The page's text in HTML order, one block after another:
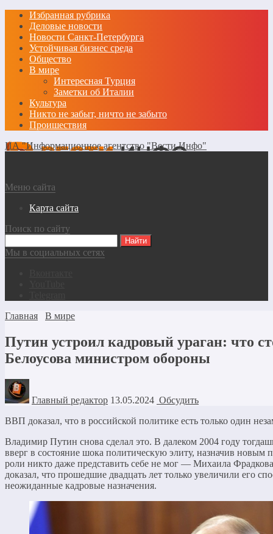
Избранная рубрика
Деловые новости
Новости Санкт-Петербурга
Устойчивая бизнес среда
Общество
В мире
Интересная Турция
Заметки об Италии
Культура
Никто не забыт, ничто не забыто
Проишествия
ИА "Информационное агентство "Вести Инфо"
Меню сайта
Карта сайта
Поиск по сайту
Мы в социальных сетях
Главная
В мире
Путин устроил кадровый ураган: что
Белоусова министром обороны
Главный редактор 13.05.2024 Обсудить
ВВП доказал, что в российской политике есть только один
Владимир Путин снова сделал это. В далеком 2004 году
вверг в состояние шока политическую элиту, назначив новым
роли никто даже представить себе не мог — Михаила
доказал, что прошедшие двадцать лет только увеличили его
неожиданные кадровые назначения.